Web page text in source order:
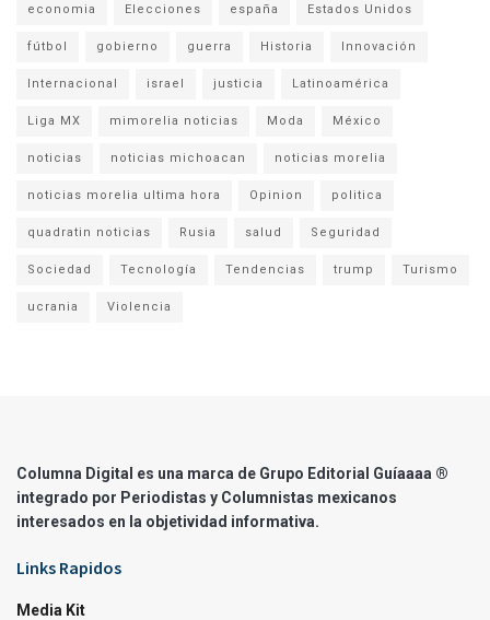
economia Elecciones españa Estados Unidos
fútbol gobierno guerra Historia Innovación
Internacional israel justicia Latinoamérica
Liga MX mimorelia noticias Moda México
noticias noticias michoacan noticias morelia
noticias morelia ultima hora Opinion politica
quadratin noticias Rusia salud Seguridad
Sociedad Tecnología Tendencias trump Turismo
ucrania Violencia
Columna Digital es una marca de Grupo Editorial Guíaaaa ®
integrado por Periodistas y Columnistas mexicanos
interesados en la objetividad informativa.
Links Rapidos
Media Kit